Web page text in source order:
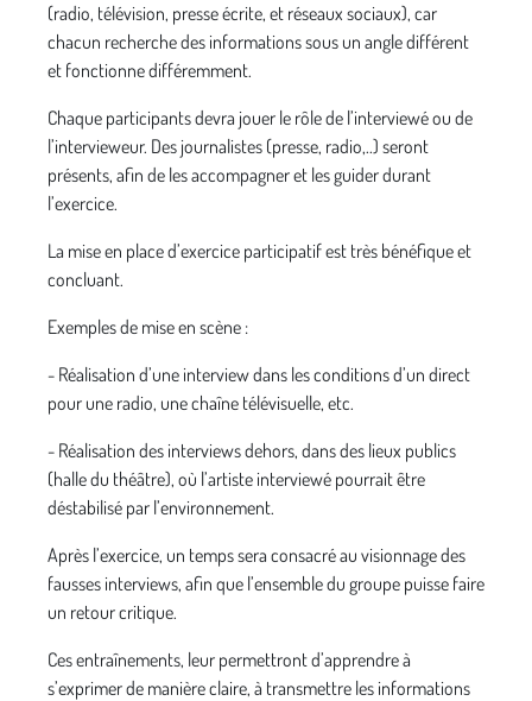
(radio, télévision, presse écrite, et réseaux sociaux), car
chacun recherche des informations sous un angle différent
et fonctionne différemment.
Chaque participants devra jouer le rôle de l’interviewé ou de
l’intervieweur. Des journalistes (presse, radio,..) seront
présents, afin de les accompagner et les guider durant
l’exercice.
La mise en place d’exercice participatif est très bénéfique et
concluant.
Exemples de mise en scène :
- Réalisation d’une interview dans les conditions d’un direct
pour une radio, une chaîne télévisuelle, etc.
- Réalisation des interviews dehors, dans des lieux publics
(halle du théâtre), où l’artiste interviewé pourrait être
déstabilisé par l’environnement.
Après l’exercice, un temps sera consacré au visionnage des
fausses interviews, afin que l’ensemble du groupe puisse faire
un retour critique.
Ces entraînements, leur permettront d’apprendre à
s’exprimer de manière claire, à transmettre les informations